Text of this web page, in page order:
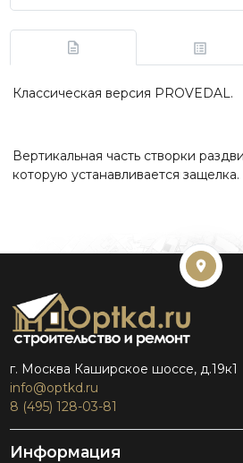
Классическая версия PROVEDAL.
Вертикальная часть створки
которую устанавливается защелка.
г. Москва Каширское шоссе, д.19к1
info@optkd.ru
8 (495) 128-03-81
Информация